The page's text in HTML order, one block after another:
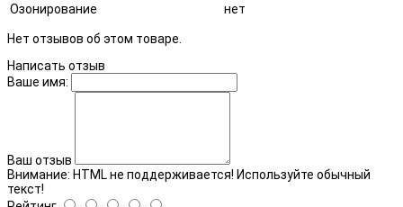
Озонирование
нет
Нет отзывов об этом товаре.
Написать отзыв
Ваше имя:
Ваш отзыв
Внимание: HTML не поддерживается! Используйте обычный
текст!